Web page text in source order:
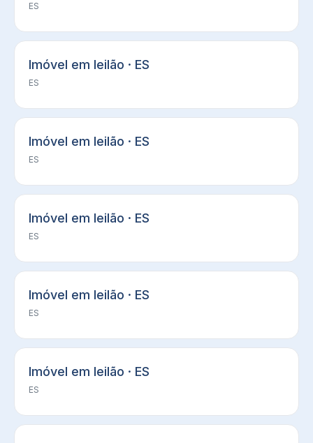
ES
Imóvel em leilão · ES
ES
Imóvel em leilão · ES
ES
Imóvel em leilão · ES
ES
Imóvel em leilão · ES
ES
Imóvel em leilão · ES
ES